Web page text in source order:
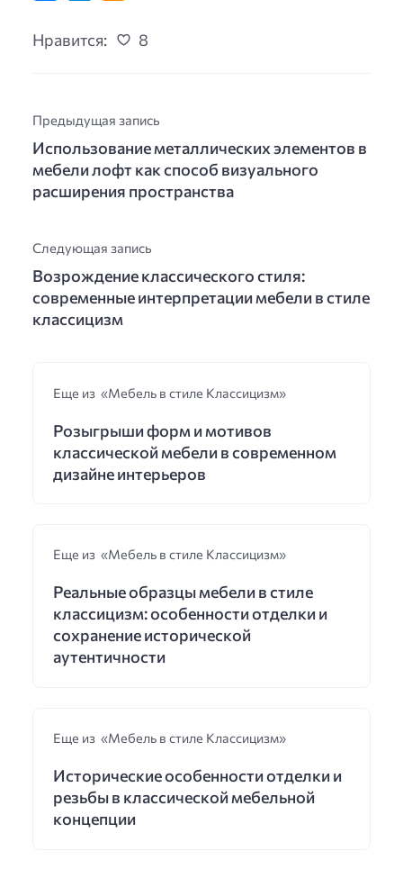
Нравится: 8
Предыдущая запись
Использование металлических элементов в
мебели лофт как способ визуального
расширения пространства
Следующая запись
Возрождение классического стиля:
современные интерпретации мебели в стиле
классицизм
Еще из «Мебель в стиле Классицизм»
Розыгрыши форм и мотивов
классической мебели в современном
дизайне интерьеров
Еще из «Мебель в стиле Классицизм»
Реальные образцы мебели в стиле
классицизм: особенности отделки и
сохранение исторической
аутентичности
Еще из «Мебель в стиле Классицизм»
Исторические особенности отделки и
резьбы в классической мебельной
концепции